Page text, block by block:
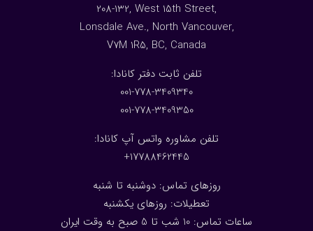
208-132, West 15th Street,
Lonsdale Ave., North Vancouver,
V7M 1R5, BC, Canada
:تلفن ثابت دفتر کانادا
001-778-3409340
001-778-3409350
تلفن مشاوره واتس آپ کانادا:
17788462445+
روزهای تماس: دوشنبه تا شنبه
تعطیلات: روزهای یکشنبه
ساعات تماس: 10 شب تا 5 صبح به وقت ایران